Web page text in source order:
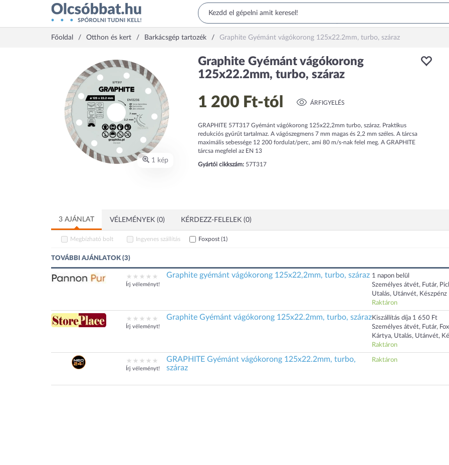
Főoldal Otthon és kert Barkácsgép tartozék Graphite Gyémánt vágókorong 125x22.2mm, turbo, száraz
1 kép
Graphite Gyémánt vágókorong
125x22.2mm, turbo, száraz
1 200 Ft-tól ÁRFIGYELÉS
GRAPHITE 57T317 Gyémánt vágókorong 125x22,2mm turbo, száraz. Praktikus
redukciós gyűrűt tartalmaz. A vágószegmens 7 mm magas és 2,2 mm széles. A tárcsa
maximális sebessége 12 200 fordulat/perc, ami 80 m/s-nak felel meg. A GRAPHITE
tárcsa megfelel az EN 13
Gyártói cikkszám:57T317
3 AJÁNLAT VÉLEMÉNYEK (0) KÉRDEZZ-FELELEK (0)
Megbízható bolt Ingyenes szállítás Foxpost (1)
TOVÁBBI AJÁNLATOK (3)
Írj véleményt!
Graphite gyémánt vágókorong 125x22,2mm, turbo, száraz 1 napon belül
Személyes átvét, Futár,
Utalás, Utánvét, Készpénz
Raktáron
Írj véleményt!
Graphite Gyémánt vágókorong 125x22.2mm, turbo, szárazKiszállítás díja 1 650 Ft
Személyes átvét, Futár,
Kártya, Utalás, Utánvét,
Raktáron
Írj véleményt!
GRAPHITE Gyémánt vágókorong 125x22.2mm, turbo,
száraz
Raktáron